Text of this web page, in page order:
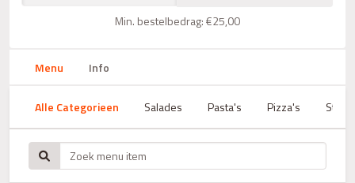
Min. bestelbedrag: €25,00
Menu Info
Alle Categorieen Salades Pasta's Pizza's